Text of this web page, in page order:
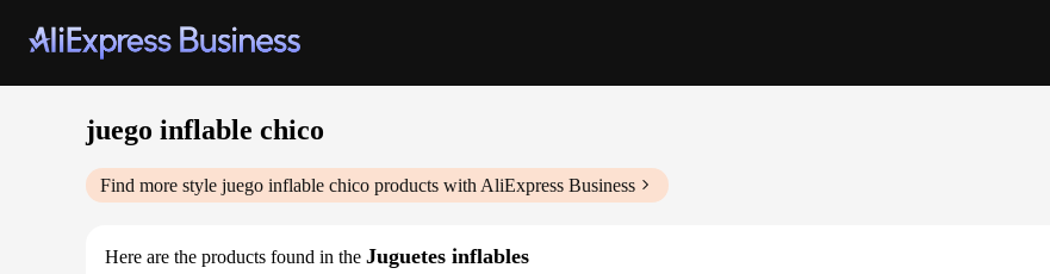
juego inflable chico
Find more style juego inflable chico products with AliExpress Business
Here are the products found in the Juguetes inflables